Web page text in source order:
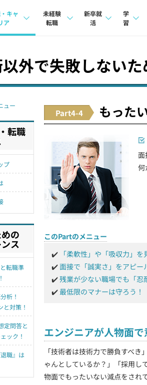
キャ
ア
タビュー
未経験
転職
インタビュー
新卒就
活
本選考
新卒エージェント
インタビュー
就活成功ガイド
学
習
問題集
ナレ
プラン
外で失敗しない
Part4-4 もった
面
何
このPartのメニュー
✔️ 「柔軟性」や「吸収力」
✔️面接で「誠実さ」をアピー
✔️残業が少ない職場でも「
✔️最低限のマナーは守ろう
エンジニアが人物面
「技術者は技術力で勝負すべ
ゃんとしているか？」「採用し
物面でもったいない減点をされ
ュー
転職
プ
の
ス
転職準
析！
と対策！
定問答と
ック！
職』は